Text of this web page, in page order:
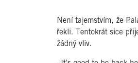
Není tajemstvím, že
řekli. Tentokrát sice
žádný vliv.